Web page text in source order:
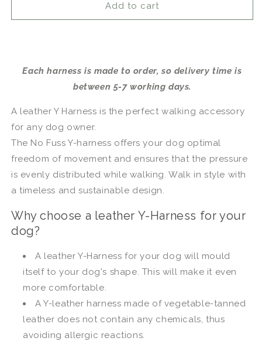
Fuss
Leather
Fuss
Leather
Brown
Add to cart
Each harness is made to order, so delivery time is
between 5-7 working days.
A leather Y Harness is the perfect walking accessory
for any dog owner.
The No Fuss Y-harness offers your dog optimal
freedom of movement and ensures that the pressure
is evenly distributed while walking. Walk in style with
a timeless and sustainable design.
Why choose a leather Y-Harness for your
dog?
A leather Y-Harness for your dog will mould
itself to your dog's shape. This will make it even
more comfortable.
A Y-leather harness made of vegetable-tanned
leather does not contain any chemicals, thus
avoiding allergic reactions.